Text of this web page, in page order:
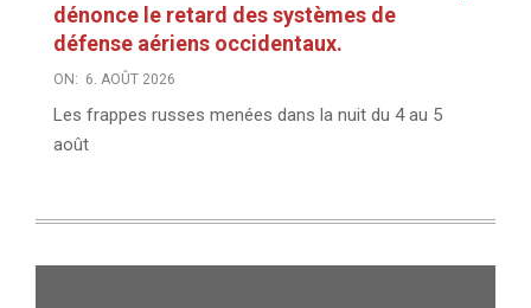
dénonce le retard des systèmes de
défense aériens occidentaux.
ON: 6. AOÛT 2026
Les frappes russes menées dans la nuit du 4 au 5
août